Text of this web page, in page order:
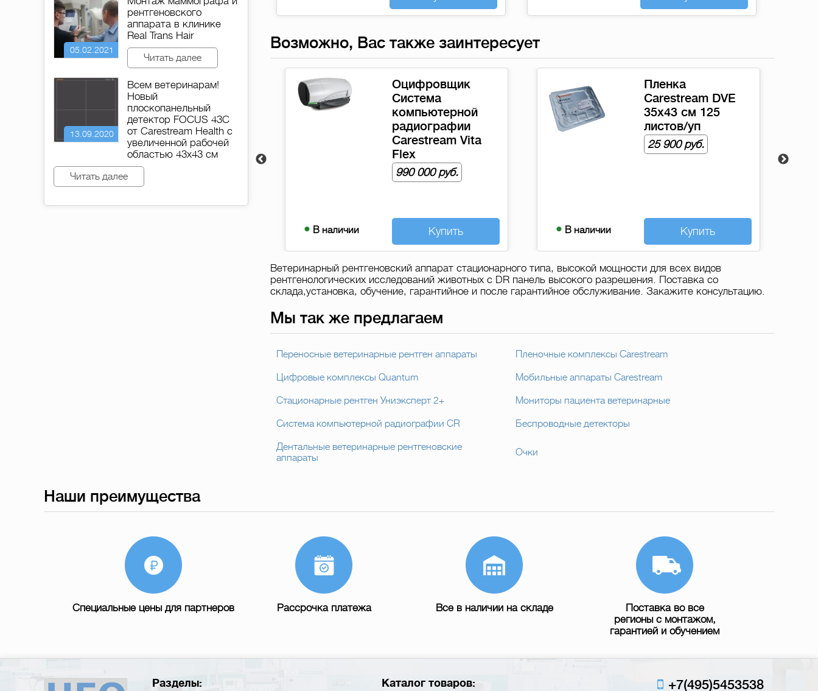
05.02.2021
рентгеновского
аппарата в клинике
Real Trans Hair
Читать далее
13.09.2020
Всем ветеринарам!
Новый
плоскопанельный
детектор FOCUS 43C
от Сarestream Health с
увеличенной рабочей
областью 43х43 см
Читать далее
Возможно, Вас также заинтересует
Оцифровщик
Система
компьютерной
радиографии
Carestream Vita
Flex
990 000 руб.
В наличии
Пленка
Carestream DVE
35х43 см 125
листов/уп
25 900 руб.
Купить В наличии
Система
компьютерной
радиографии для
маммографии
Carestream CR
Classic
Купить
Ветеринарный рентгеновский аппарат стационарного типа, высокой мощности для всех видов
рентгенологических исследований животных с DR панель высокого разрешения. Поставка со
склада,установка, обучение, гарантийное и после гарантийное обслуживание. Закажите консультацию.
Мы так же предлагаем
Переносные ветеринарные рентген аппараты Пленочные комплексы Carestream
Цифровые комплексы Quantum Мобильные аппараты Carestream
Стационарные рентген Униэксперт 2+ Мониторы пациента ветеринарные
Система компьютерной радиографии CR Беспроводные детекторы
Дентальные ветеринарные рентгеновские
аппараты
Очки
Наши преимущества
Специальные цены для партнеров Рассрочка платежа Все в наличии на складе
Поставка во все
регионы с монтажом,
гарантией и обучением
Разделы: Каталог товаров: +7(495)5453538